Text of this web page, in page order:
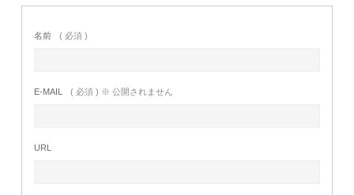
名前 ( 必須 )
E-MAIL ( 必須 ) ※ 公開されません
URL